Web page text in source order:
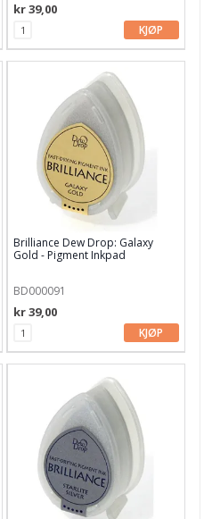
kr 39,00
KJØP
Brilliance Dew Drop: Galaxy
Gold - Pigment Inkpad
BD000091
kr 39,00
KJØP